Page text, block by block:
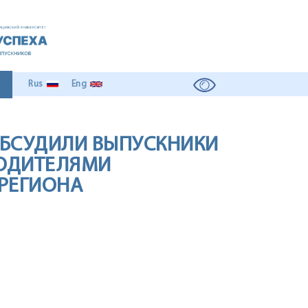
Rus Eng
ВЫПУСКНИКИ